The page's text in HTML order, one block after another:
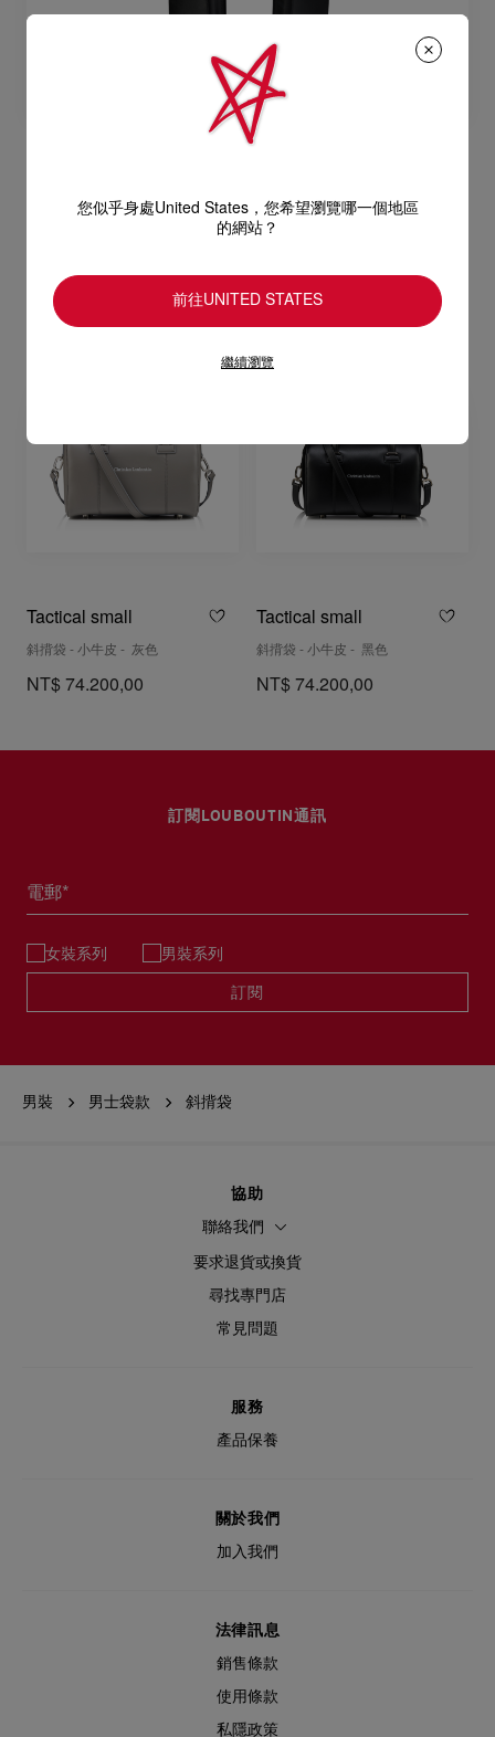
背帶包 - 小牛皮 - 黑色
Tactical small
斜揹袋 - 小牛皮 - 灰色
NT$ 74.200,00
Tactical small
斜揹袋 - 小牛皮 - 黑色
NT$ 74.200,00
訂閱LOUBOUTIN通訊
電郵*
女裝系列 男裝系列
訂閱
男裝 男士袋款 斜揹袋
協助
聯絡我們
要求退貨或換貨
尋找專門店
常見問題
服務
產品保養
關於我們
加入我們
法律訊息
銷售條款
使用條款
私隱政策
您似乎身處United States，您希望瀏覽哪一個地區
的網站？
前往UNITED STATES
繼續瀏覽